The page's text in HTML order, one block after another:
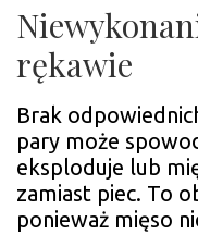
rękawie
Brak
pary może
eksploduje lub
zamiast piec. To
ponieważ mięso